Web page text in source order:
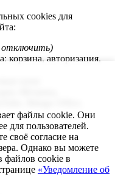
файлы cookie. Они
для пользователей.
своё согласие на
Однако вы можете
файлов cookie в
«Уведомление об
cookies для
отключить)
корзина, авторизация,